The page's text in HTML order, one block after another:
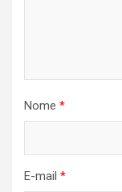
Nome *
E-mail *